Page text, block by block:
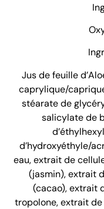
Jus de feuille
caprylique/
stéarate de
salicylate de
d’hydroxyéthyle/
eau, extrait de
(jasmin), extrait
(cacao), extrait
tropolone, extrait